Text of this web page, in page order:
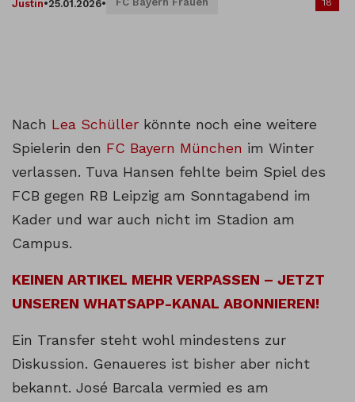
Justin•25.01.2026• 18
Nach Lea Schüller könnte noch eine weitere
Spielerin den FC Bayern München im Winter
verlassen. Tuva Hansen fehlte beim Spiel des
FCB gegen RB Leipzig am Sonntagabend im
Kader und war auch nicht im Stadion am
Campus.
KEINEN ARTIKEL MEHR VERPASSEN – JETZT
UNSEREN WHATSAPP-KANAL ABONNIEREN!
Ein Transfer steht wohl mindestens zur
Diskussion. Genaueres ist bisher aber nicht
bekannt. José Barcala vermied es am